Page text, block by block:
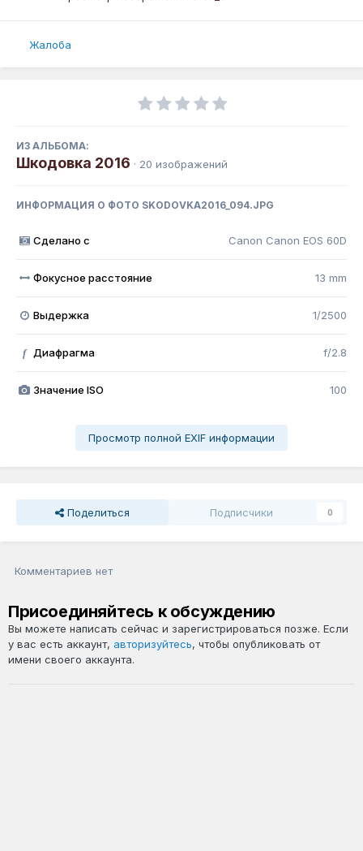
Жалоба
ИЗ АЛЬБОМА:
Шкодовка 2016 · 20 изображений
ИНФОРМАЦИЯ О ФОТО SKODOVKA2016_094.JPG
Сделано с Canon Canon EOS 60D
Фокусное расстояние 13 mm
Выдержка 1/2500
f Диафрагма f/2.8
Значение ISO 100
Просмотр полной EXIF информации
Поделиться Подписчики 0
Комментариев нет
Присоединяйтесь к обсуждению
Вы можете написать сейчас и зарегистрироваться позже. Если
у вас есть аккаунт, авторизуйтесь, чтобы опубликовать от
имени своего аккаунта.